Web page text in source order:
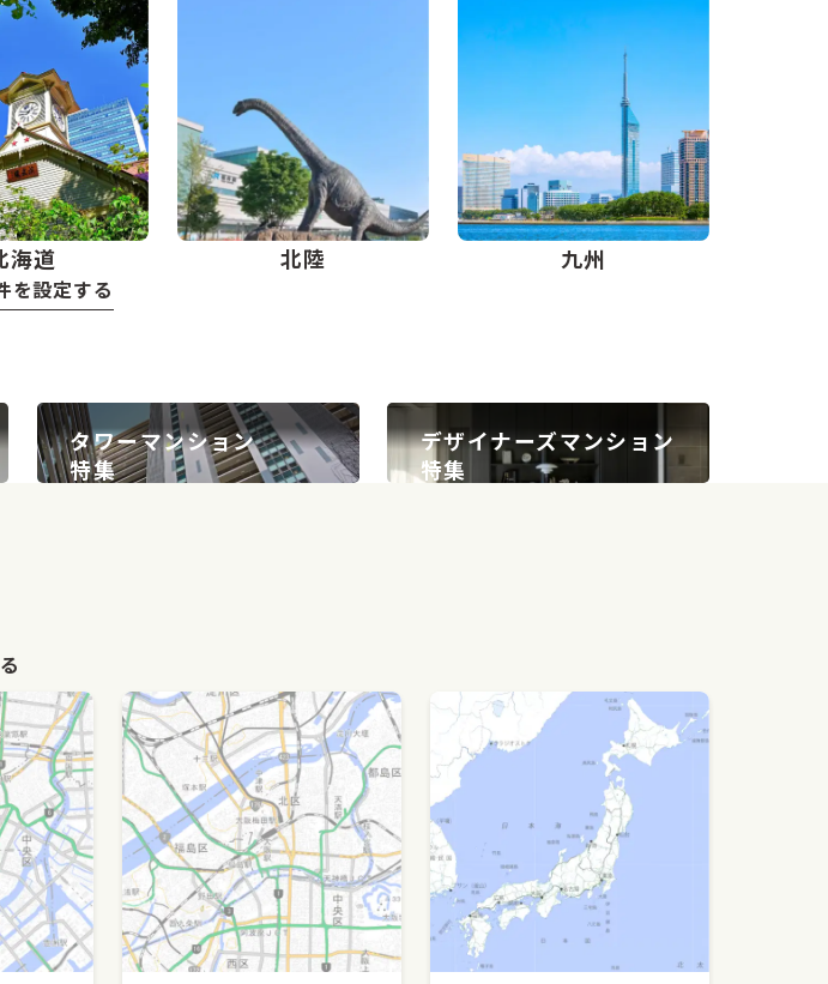
海道 北陸 九州
を設定する
タワーマンション
特集
デザイナーズマンション
特集